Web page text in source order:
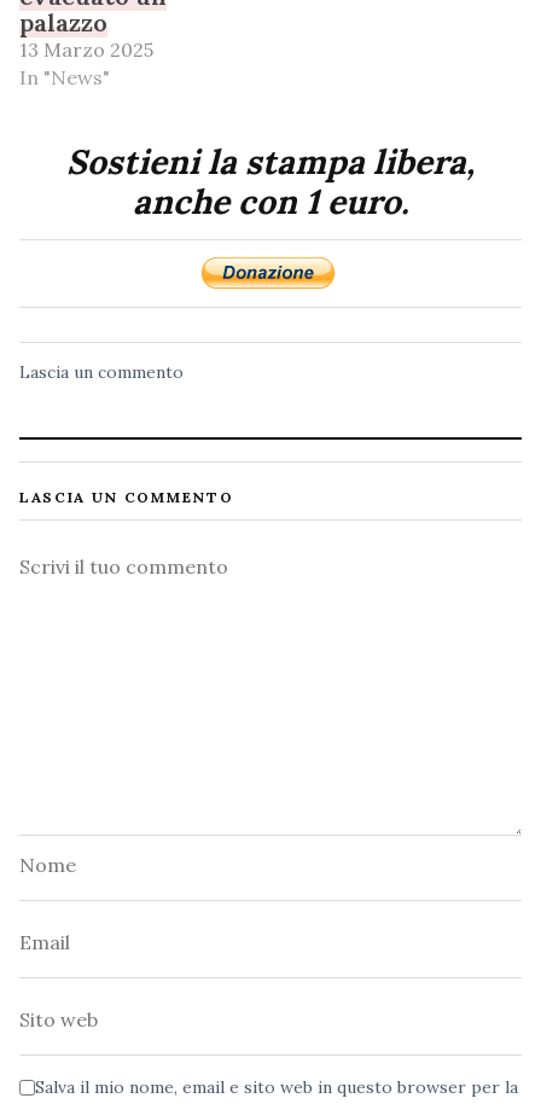
palazzo
13 Marzo 2025
In "News"
Sostieni la stampa libera,
anche con 1 euro.
Lascia un commento
LASCIA UN COMMENTO
Commento
Salva il mio nome, email e sito web in questo browser per la